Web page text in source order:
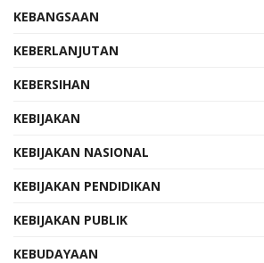
KEBANGSAAN
KEBERLANJUTAN
KEBERSIHAN
KEBIJAKAN
KEBIJAKAN NASIONAL
KEBIJAKAN PENDIDIKAN
KEBIJAKAN PUBLIK
KEBUDAYAAN